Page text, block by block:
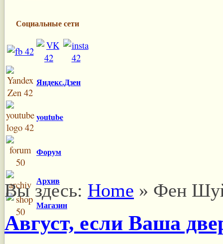
Социальные сети
Яндекс.Дзен
youtube
Форум
Архив
Магазин
Вы здесь: Home » Фен
Август, если Ваша